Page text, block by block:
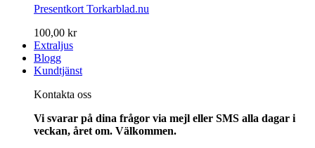
Presentkort Torkarblad.nu
100,00 kr
Extraljus
Blogg
Kundtjänst
Kontakta oss
Vi svarar på dina frågor via mejl eller SMS alla dagar i
veckan, året om. Välkommen.